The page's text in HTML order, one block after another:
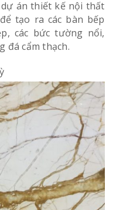
án thiết kế nội thất
tạo ra các bàn bếp
các bức tường nổi,
đá cẩm thạch.